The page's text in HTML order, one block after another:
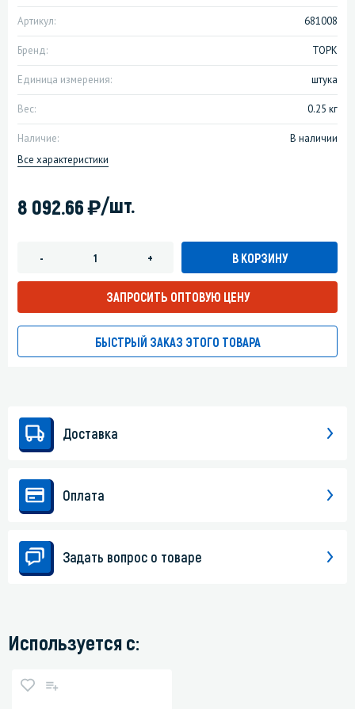
Артикул: 681008
Бренд: ТОРК
Единица измерения: штука
Вес: 0.25 кг
Наличие:
В наличии
Все характеристики
8 092.66)/шт.
- + В КОРЗИНУ
ЗАПРОСИТЬ ОПТОВУЮ ЦЕНУ
БЫСТРЫЙ ЗАКАЗ ЭТОГО ТОВАРА
Доставка
Оплата
Задать вопрос о товаре
Используется с: